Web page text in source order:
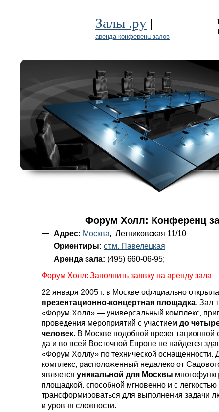
Залы .ру |
аренда конференц залов
Форум Холл: Конференц
Адрес: Москва, Летниковская 11/10
Ориентиры: ст.м. Павелецкая
Аренда зала: (495) 660-06-95;
Форум Холл: Заполнить заявку на аренду зала
22 января 2005 г. в Москве официально
презентационно-концертная площадка. Зал
«Форум Холл» — универсальный комплекс,
проведения мероприятий с участием до
человек. В Москве подобной презентационной
да и во всей Восточной Европе не найдется
«Форум Холлу» по технической оснащенности.
комплекс, расположенный недалеко от
является уникальной для Москвы
площадкой, способной мгновенно и с легкостью
трансформироваться для выполнения задачи
и уровня сложности.